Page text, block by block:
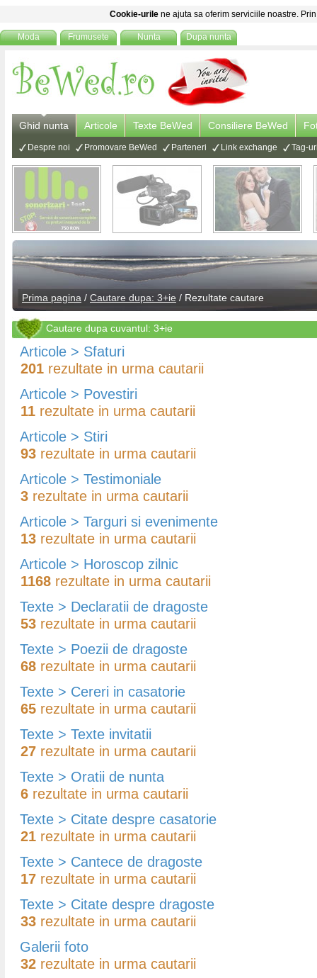
Cookie-urile ne ajuta sa oferim serviciile noastre.
Moda Frumusete Nunta Dupa nunta
Ghid nunta Articole Texte BeWed Consiliere BeWed
Despre noi Promovare BeWed Parteneri Link exchange Tag-
Prima pagina / Cautare dupa: 3+ie / Rezultate cautare
Cautare dupa cuvantul: 3+ie
Articole > Sfaturi
201 rezultate in urma cautarii
Articole > Povestiri
11 rezultate in urma cautarii
Articole > Stiri
93 rezultate in urma cautarii
Articole > Testimoniale
3 rezultate in urma cautarii
Articole > Targuri si evenimente
13 rezultate in urma cautarii
Articole > Horoscop zilnic
1168 rezultate in urma cautarii
Texte > Declaratii de dragoste
53 rezultate in urma cautarii
Texte > Poezii de dragoste
68 rezultate in urma cautarii
Texte > Cereri in casatorie
65 rezultate in urma cautarii
Texte > Texte invitatii
27 rezultate in urma cautarii
Texte > Oratii de nunta
6 rezultate in urma cautarii
Texte > Citate despre casatorie
21 rezultate in urma cautarii
Texte > Cantece de dragoste
17 rezultate in urma cautarii
Texte > Citate despre dragoste
33 rezultate in urma cautarii
Galerii foto
32 rezultate in urma cautarii